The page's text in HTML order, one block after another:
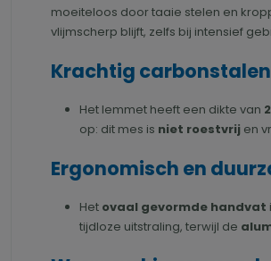
moeiteloos door taaie stelen en
vlijmscherp blijft, zelfs bij intensief
Krachtig
Het lemmet heeft een dikte van
op: dit mes is niet roestvrij en
Ergonomisch en
Het ovaal gevormde handvat
tijdloze uitstraling, terwijl de